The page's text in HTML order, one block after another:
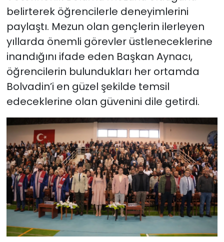
belirterek öğrencilerle deneyimlerini
paylaştı. Mezun olan gençlerin ilerleyen
yıllarda önemli görevler üstleneceklerine
inandığını ifade eden Başkan Aynacı,
öğrencilerin bulundukları her ortamda
Bolvadin’i en güzel şekilde temsil
edeceklerine olan güvenini dile getirdi.